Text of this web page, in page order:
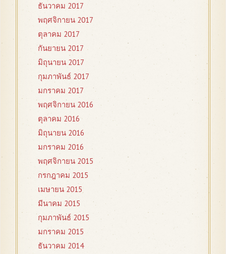
ธันวาคม 2017
พฤศจิกายน 2017
ตุลาคม 2017
กันยายน 2017
มิถุนายน 2017
กุมภาพันธ์ 2017
มกราคม 2017
พฤศจิกายน 2016
ตุลาคม 2016
มิถุนายน 2016
มกราคม 2016
พฤศจิกายน 2015
กรกฎาคม 2015
เมษายน 2015
มีนาคม 2015
กุมภาพันธ์ 2015
มกราคม 2015
ธันวาคม 2014